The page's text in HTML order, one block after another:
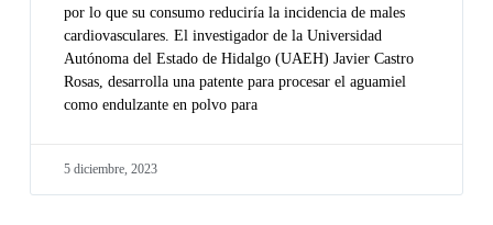
por lo que su consumo reduciría la incidencia de males
cardiovasculares. El investigador de la Universidad
Autónoma del Estado de Hidalgo (UAEH) Javier Castro
Rosas, desarrolla una patente para procesar el aguamiel
como endulzante en polvo para
5 diciembre, 2023